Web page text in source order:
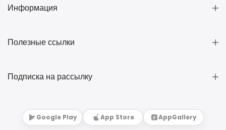
Информация
Полезные ссылки
Подписка на рассылку
Google Play App Store AppGallery